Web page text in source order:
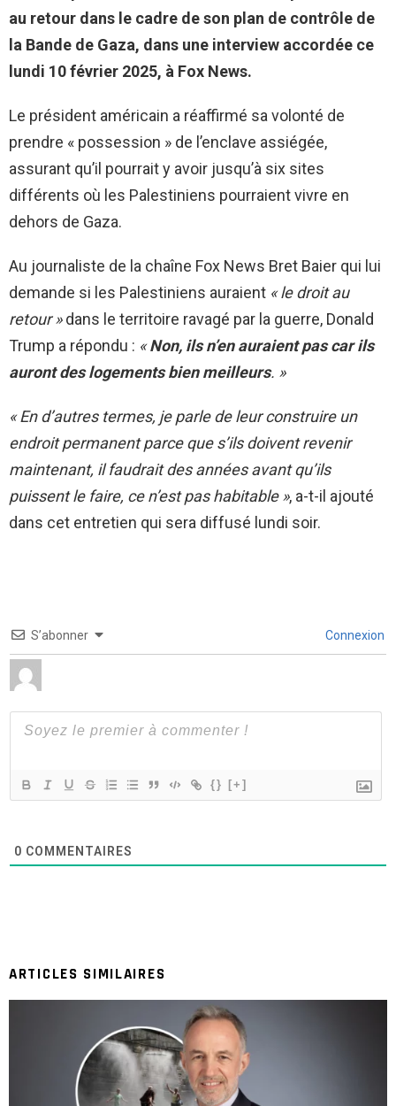
au retour dans le cadre de son plan de contrôle de
la Bande de Gaza, dans une interview accordée ce
lundi 10 février 2025, à Fox News.
Le président américain a réaffirmé sa volonté de
prendre « possession » de l’enclave assiégée,
assurant qu’il pourrait y avoir jusqu’à six sites
différents où les Palestiniens pourraient vivre en
dehors de Gaza.
Au journaliste de la chaîne Fox News Bret Baier qui lui
demande si les Palestiniens auraient « le droit au
retour »dans le territoire ravagé par la guerre, Donald
Trump a répondu : «Non, ils n’en auraient pas car ils
auront des logements bien meilleurs. »
« En d’autres termes, je parle de leur construire un
endroit permanent parce que s’ils doivent revenir
maintenant, il faudrait des années avant qu’ils
puissent le faire, ce n’est pas habitable », a-t-il ajouté
dans cet entretien qui sera diffusé lundi soir.
S’abonner Connexion
{} [+]
0 COMMENTAIRES
ARTICLES SIMILAIRES